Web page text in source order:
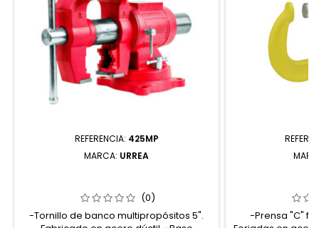
REFERENCIA: 425MP
MARCA: URREA
(0)
-Tornillo de banco multipropósitos 5".
-Prensa "C"